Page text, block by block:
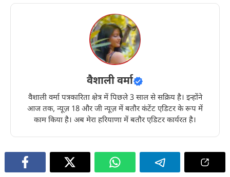
वैशाली वर्मा
वैशाली वर्मा पत्रकारिता क्षेत्र में पिछले 3 साल से सक्रिय है। इन्होंने
आज तक, न्यूज़ 18 और जी न्यूज़ में बतौर कंटेंट एडिटर के रूप में
काम किया है। अब मेरा हरियाणा में बतौर एडिटर कार्यरत है।